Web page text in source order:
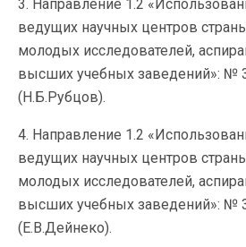
3. Направление 1.2
ведущих научных центров
молодых исследователей,
высших учебных заведений»: №
(Н.Б.Рубцов).
4. Направление 1.2
ведущих научных центров
молодых исследователей,
высших учебных заведений»: №
(Е.В.Дейнеко).